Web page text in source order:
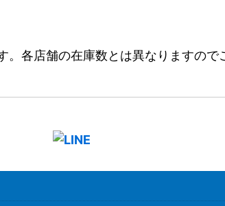
各店舗の在庫数とは異なりますので